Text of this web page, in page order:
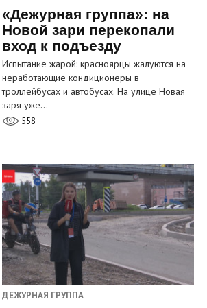
«Дежурная группа»: на
Новой зари перекопали
вход к подъезду
Испытание жарой: красноярцы жалуются на
неработающие кондиционеры в
троллейбусах и автобусах. На улице Новая
заря уже…
558
ДЕЖУРНАЯ ГРУППА